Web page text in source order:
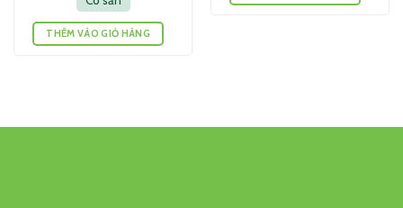
THÊM VÀO GIỎ HÀNG